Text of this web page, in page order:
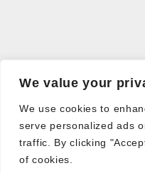
We value your
We use cookies to
serve personalized ads
traffic. By clicking
of cookies.